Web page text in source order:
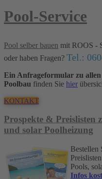
Pool-Service
Pool selber bauen mit ROOS -
oder haben Fragen? Tel.:
Ein Anfrageformular zu
Poolbau finden Sie hier
KONTAKT
Prospekte & Preislisten
und solar Poolheizung
Bestellen
Pools,
Infos